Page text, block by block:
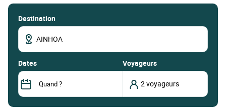
Destination
dates Voyageurs